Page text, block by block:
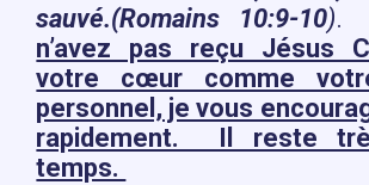
sauvé.(Romains 10:9-10)
n’avez pas reçu Jésus
votre cœur comme
personnel, je vous
rapidement. Il reste
temps.